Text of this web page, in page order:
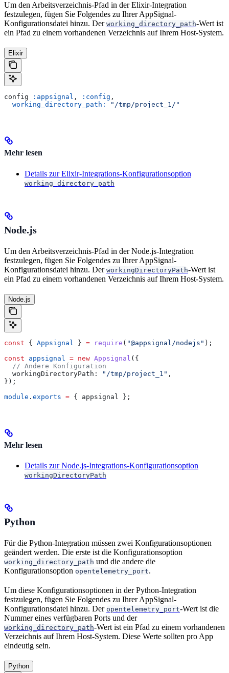
Um den Arbeitsverzeichnis-Pfad in der Elixir-Integration
festzulegen, fügen Sie Folgendes zu Ihrer AppSignal-
Konfigurationsdatei hinzu. Der working_directory_path-Wert ist
ein Pfad zu einem vorhandenen Verzeichnis auf Ihrem Host-System.
Elixir
config :appsignal , :config ,
  working_directory_path:
"/tmp/project_1/"
Mehr lesen
Details zur Elixir-Integrations-Konfigurationsoption
working_directory_path
Node.js
Um den Arbeitsverzeichnis-Pfad in der Node.js-Integration
festzulegen, fügen Sie Folgendes zu Ihrer AppSignal-
Konfigurationsdatei hinzu. Der workingDirectoryPath-Wert ist
ein Pfad zu einem vorhandenen Verzeichnis auf Ihrem Host-System.
Node.js
const { Appsignal } = require ( "@appsignal/nodejs" );
const appsignal = new Appsignal ({
  // Andere Konfiguration
  workingDirectoryPath:
"/tmp/project_1" ,
});
module . exports = { appsignal };
Mehr lesen
Details zur Node.js-Integrations-Konfigurationsoption
workingDirectoryPath
Python
Für die Python-Integration müssen zwei Konfigurationsoptionen
geändert werden. Die erste ist die Konfigurationsoption
working_directory_path und die andere die
Konfigurationsoption opentelemetry_port.
Um diese Konfigurationsoptionen in der Python-Integration
festzulegen, fügen Sie Folgendes zu Ihrer AppSignal-
Konfigurationsdatei hinzu. Der opentelemetry_port-Wert ist die
Nummer eines verfügbaren Ports und der
working_directory_path-Wert ist ein Pfad zu einem vorhandenen
Verzeichnis auf Ihrem Host-System. Diese Werte sollten pro App
eindeutig sein.
Python